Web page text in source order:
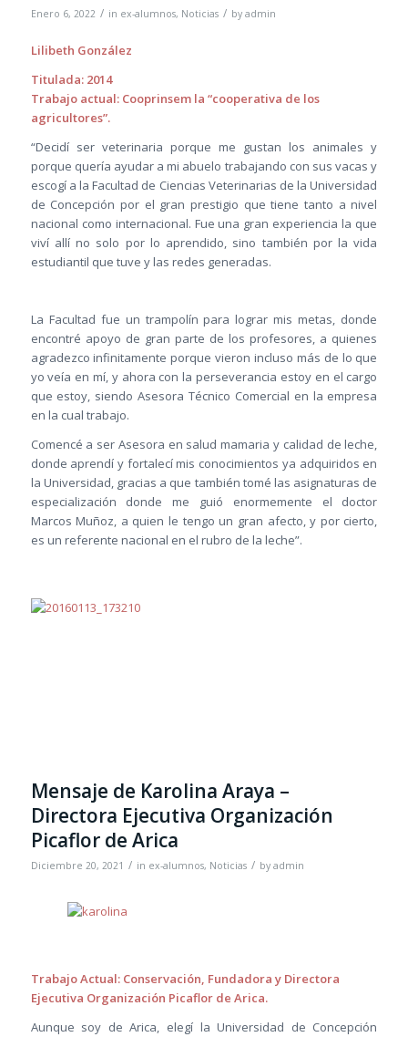
Enero 6, 2022 / in ex-alumnos, Noticias / by admin
Lilibeth González
Titulada: 2014
Trabajo actual: Cooprinsem la “cooperativa de los
agricultores”.
“Decidí ser veterinaria porque me gustan los animales y
porque quería ayudar a mi abuelo trabajando con sus vacas y
escogí a la Facultad de Ciencias Veterinarias de la Universidad
de Concepción por el gran prestigio que tiene tanto a nivel
nacional como internacional. Fue una gran experiencia la que
viví allí no solo por lo aprendido, sino también por la vida
estudiantil que tuve y las redes generadas.
La Facultad fue un trampolín para lograr mis metas, donde
encontré apoyo de gran parte de los profesores, a quienes
agradezco infinitamente porque vieron incluso más de lo que
yo veía en mí, y ahora con la perseverancia estoy en el cargo
que estoy, siendo Asesora Técnico Comercial en la empresa
en la cual trabajo.
Comencé a ser Asesora en salud mamaria y calidad de leche,
donde aprendí y fortalecí mis conocimientos ya adquiridos en
la Universidad, gracias a que también tomé las asignaturas de
especialización donde me guió enormemente el doctor
Marcos Muñoz, a quien le tengo un gran afecto, y por cierto,
es un referente nacional en el rubro de la leche”.
Mensaje de Karolina Araya –
Directora Ejecutiva Organización
Picaflor de Arica
Diciembre 20, 2021 / in ex-alumnos, Noticias / by admin
Trabajo Actual: Conservación, Fundadora y Directora
Ejecutiva Organización Picaflor de Arica.
Aunque soy de Arica, elegí la Universidad de Concepción